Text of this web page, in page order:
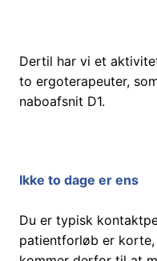
Dertil har vi et
to ergoterapeuter,
naboafsnit D1.
Ikke to dage er ens
Du er typisk
patientforløb er